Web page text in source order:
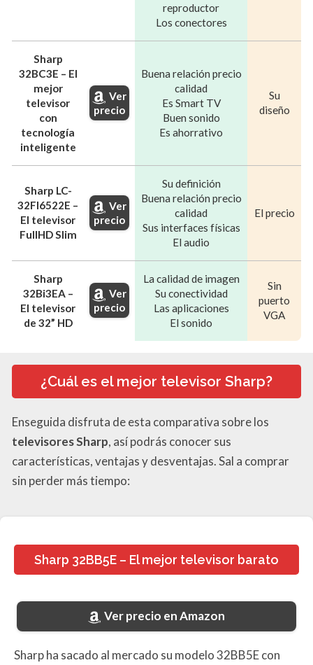
reproductor
Los conectores
Sharp
32BC3E – El
mejor
televisor
con
tecnología
inteligente
Ver
precio
Buena relación precio
calidad
Es Smart TV
Buen sonido
Es ahorrativo
Su
diseño
Sharp LC-
32FI6522E –
El televisor
FullHD Slim
Ver
precio
Su definición
Buena relación precio
calidad
Sus interfaces físicas
El audio
El precio
Sharp
32Bi3EA –
El televisor
de 32” HD
Ver
precio
La calidad de imagen
Su conectividad
Las aplicaciones
El sonido
Sin
puerto
VGA
¿Cuál es el mejor televisor Sharp?
Enseguida disfruta de esta comparativa sobre los
televisores Sharp, así podrás conocer sus
características, ventajas y desventajas. Sal a comprar
sin perder más tiempo:
Sharp 32BB5E – El mejor televisor barato
Ver precio en Amazon
Sharp ha sacado al mercado su modelo 32BB5E con